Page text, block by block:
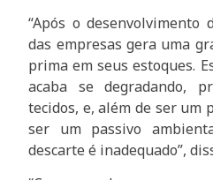
“Após o desenvolvimento
das empresas gera uma
prima em seus estoques.
acaba se degradando,
tecidos, e, além de ser um
ser um passivo
descarte é inadequado”,